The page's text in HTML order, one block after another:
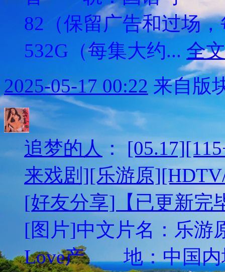
82（保留广告和过场
532G（每集大约... 全文
2025-05-17 00:22 来自版
追梦的人 ：
来戏剧][乐游原
[好友分享]【已更新完
[图片]中文片名：乐游
Love产 地：中